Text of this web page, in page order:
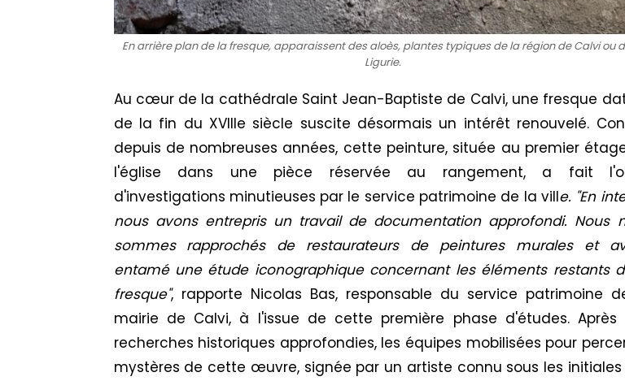
En arrière plan de la fresque, apparaissent des aloès, plantes typiques de la région de Calvi ou
Ligurie.
Au cœur de la cathédrale Saint Jean-Baptiste de Calvi, une fresque
de la fin du XVIIIe siècle suscite désormais un intérêt renouvelé.
depuis de nombreuses années, cette peinture, située au premier
l'église dans une pièce réservée au rangement, a fait
d'investigations minutieuses par le service patrimoine de la ville. "En
nous avons entrepris un travail de documentation approfondi. Nous
sommes rapprochés de restaurateurs de peintures murales et
entamé une étude iconographique concernant les éléments restants
fresque", rapporte Nicolas Bas, responsable du service patrimoine
mairie de Calvi, à l'issue de cette première phase d'études. Après
recherches historiques approfondies, les équipes mobilisées pour
mystères de cette œuvre, signée par un artiste connu sous les initiales